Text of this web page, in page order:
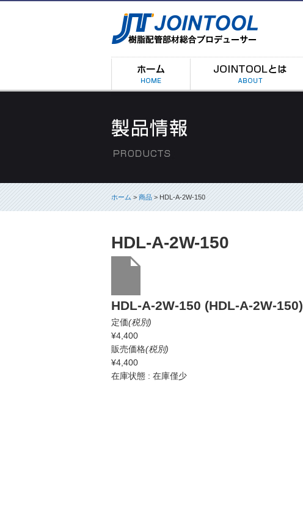
ホーム>商品> HDL-A-2W-150
HDL-A-2W-150
HDL-A-2W-150 (HDL-A-2W-150)
定価(税別)
¥4,400
販売価格(税別)
¥4,400
在庫状態 : 在庫僅少